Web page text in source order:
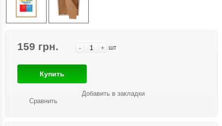
159 грн. - + шт
Купить
Сравнить
Добавить в закладки